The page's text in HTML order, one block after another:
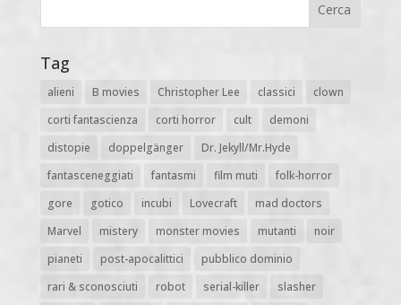
Tag
alieni B movies Christopher Lee classici
clown
corti fantascienza
corti horror cult
demoni
distopie
doppelgänger
Dr. Jekyll/Mr.Hyde
fantasceneggiati
fantasmi film muti
folk-horror
gore
gotico incubi Lovecraft
mad doctors
Marvel
mistery monster movies mutanti
noir
pianeti
post-apocalittici
pubblico dominio
rari & sconosciuti
robot serial-killer
slasher